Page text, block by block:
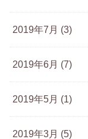
2019年7月 (3)
2019年6月 (7)
2019年5月 (1)
2019年3月 (5)